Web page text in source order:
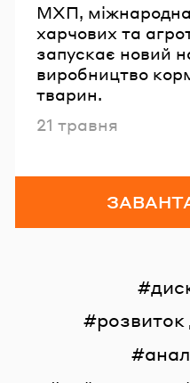
МХП, міжнародна
харчових та
запускає новий
виробництво
тварин.
Опубліковано
21 травня
розвиток